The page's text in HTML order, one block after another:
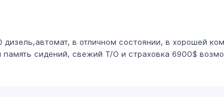
дизель,автомат, в отличном состоянии, в хорошей
память сидений, свежий Т/О и страховка 6900$